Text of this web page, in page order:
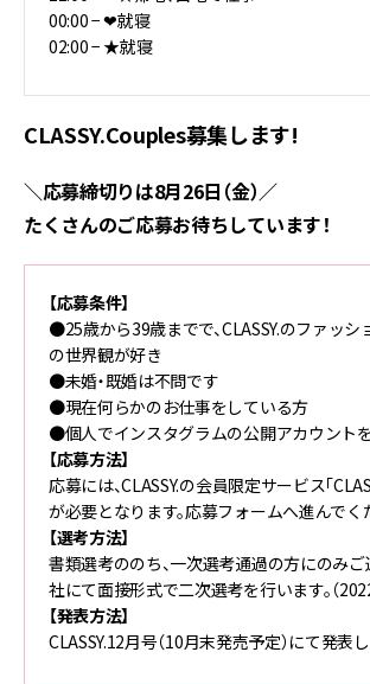
00:00 − ❤︎就寝
02:00 − ★就寝
CLASSY.Couples募集します!
＼応募締切りは8月26日（金）／
たくさんのご応募お待ちしています！
【応募条件】
●25歳から39歳までで、CLASSY.のファッシ
の世界観が好き
●未婚・既婚は不問です
●現在何らかのお仕事をしている方
●個人でインスタグラムの公開アカウント
【応募方法】
応募には、CLASSY.の会員限定サービス「
が必要となります。応募フォームへ進んでく
【選考方法】
書類選考ののち、一次選考通過の方にのみご
社にて面接形式で二次選考を行います。（
【発表方法】
CLASSY.12月号（10月末発売予定）にて発表し